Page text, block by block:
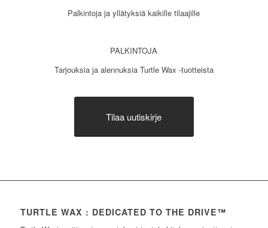
Palkintoja ja yllätyksiä kaikille tilaajille
PALKINTOJA
Tarjouksia ja alennuksia Turtle Wax -tuotteista
Tilaa uutiskirje
TURTLE WAX : DEDICATED TO THE DRIVE™